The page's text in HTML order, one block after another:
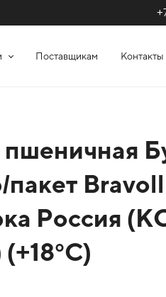
Поставщикам Контакты
Россия